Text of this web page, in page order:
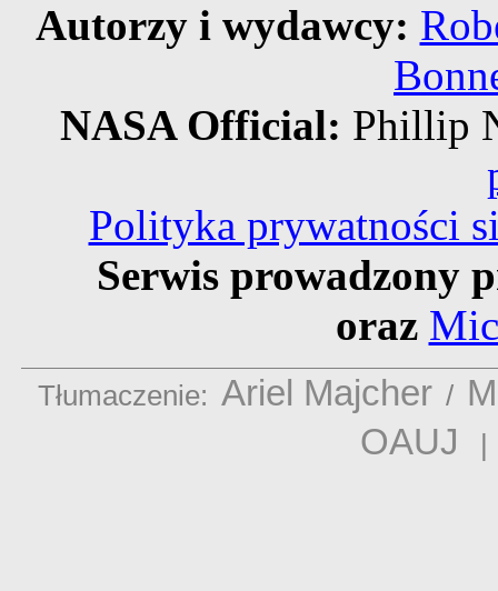
Autorzy i wydawcy:
NASA Official: Phillip
Polityka prywatności
Serwis prowadzony
oraz
Tłumaczenie: Ariel Majcher /
OAUJ